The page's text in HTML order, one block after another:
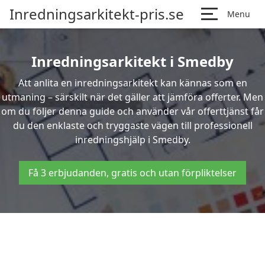
Inredningsarkitekt-pris.se Menu
Inredningsarkitekt i Smedby
Att anlita en inredningsarkitekt kan kännas som en
utmaning – särskilt när det gäller att jämföra offerter. Men
om du följer denna guide och använder vår offerttjänst får
du den enklaste och tryggaste vägen till professionell
inredningshjälp i Smedby.
Få 3 erbjudanden, gratis och utan förpliktelser